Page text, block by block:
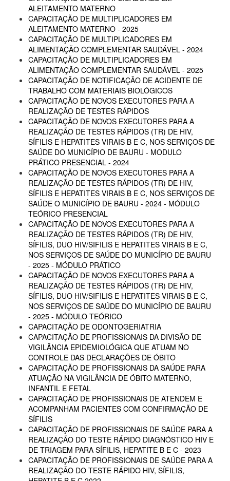
ALEITAMENTO MATERNO
CAPACITAÇÃO DE MULTIPLICADORES EM
ALEITAMENTO MATERNO - 2025
CAPACITAÇÃO DE MULTIPLICADORES EM
ALIMENTAÇÃO COMPLEMENTAR SAUDÁVEL - 2024
CAPACITAÇÃO DE MULTIPLICADORES EM
ALIMENTAÇÃO COMPLEMENTAR SAUDÁVEL - 2025
CAPACITAÇÃO DE NOTIFICAÇÃO DE ACIDENTE DE
TRABALHO COM MATERIAIS BIOLÓGICOS
CAPACITAÇÃO DE NOVOS EXECUTORES PARA A
REALIZAÇÃO DE TESTES RÁPIDOS
CAPACITAÇÃO DE NOVOS EXECUTORES PARA A
REALIZAÇÃO DE TESTES RÁPIDOS (TR) DE HIV,
SÍFILIS E HEPATITES VIRAIS B E C, NOS SERVIÇOS DE
SAÚDE DO MUNICÍPIO DE BAURU - MODULO
PRÁTICO PRESENCIAL - 2024
CAPACITAÇÃO DE NOVOS EXECUTORES PARA A
REALIZAÇÃO DE TESTES RÁPIDOS (TR) DE HIV,
SÍFILIS E HEPATITES VIRAIS B E C, NOS SERVIÇOS DE
SAÚDE O MUNICÍPIO DE BAURU - 2024 - MÓDULO
TEÓRICO PRESENCIAL
CAPACITAÇÃO DE NOVOS EXECUTORES PARA A
REALIZAÇÃO DE TESTES RÁPIDOS (TR) DE HIV,
SÍFILIS, DUO HIV/SIFILIS E HEPATITES VIRAIS B E C,
NOS SERVIÇOS DE SAÚDE DO MUNICÍPIO DE BAURU
- 2025 - MÓDULO PRÁTICO
CAPACITAÇÃO DE NOVOS EXECUTORES PARA A
REALIZAÇÃO DE TESTES RÁPIDOS (TR) DE HIV,
SÍFILIS, DUO HIV/SIFILIS E HEPATITES VIRAIS B E C,
NOS SERVIÇOS DE SAÚDE DO MUNICÍPIO DE BAURU
- 2025 - MÓDULO TEÓRICO
CAPACITAÇÃO DE ODONTOGERIATRIA
CAPACITAÇÃO DE PROFISSIONAIS DA DIVISÃO DE
VIGILÂNCIA EPIDEMIOLÓGICA QUE ATUAM NO
CONTROLE DAS DECLARAÇÕES DE ÓBITO
CAPACITAÇÃO DE PROFISSIONAIS DA SAÚDE PARA
ATUAÇÃO NA VIGILÂNCIA DE ÓBITO MATERNO,
INFANTIL E FETAL
CAPACITAÇÃO DE PROFISSIONAIS DE ATENDEM E
ACOMPANHAM PACIENTES COM CONFIRMAÇÃO DE
SÍFILIS
CAPACITAÇÃO DE PROFISSIONAIS DE SAÚDE PARA A
REALIZAÇÃO DO TESTE RÁPIDO DIAGNÓSTICO HIV E
DE TRIAGEM PARA SÍFILIS, HEPATITE B E C - 2023
CAPACITAÇÃO DE PROFISSIONAIS DE SAÚDE PARA A
REALIZAÇÃO DO TESTE RÁPIDO HIV, SÍFILIS,